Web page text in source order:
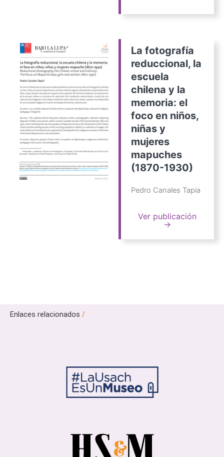
La fotografía
reduccional, la
escuela
chilena y la
memoria: el
foco en niños,
niñas y
mujeres
mapuches
(1870-1930)
Pedro Canales Tapia
Ver publicación
→
Enlaces relacionados /